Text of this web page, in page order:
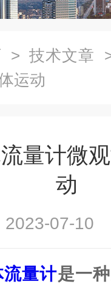
> 技术文章
运动
量计微
动
2023-07-
量计是一